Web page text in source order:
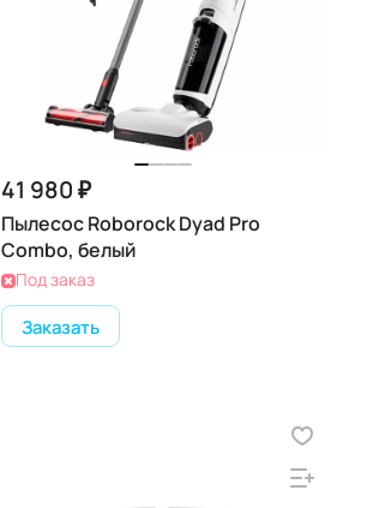
41 980 ₽
Пылесос Roborock Dyad Pro
Combo, белый
Под заказ
Заказать